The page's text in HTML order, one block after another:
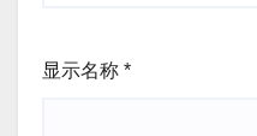
显示名称 *